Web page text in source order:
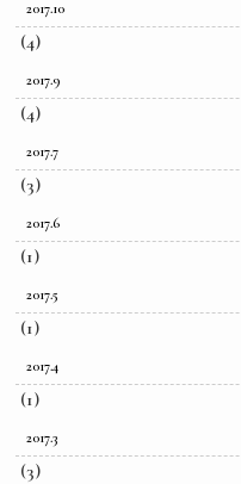
2017.10
(4)
2017.9
(4)
2017.7
(3)
2017.6
(1)
2017.5
(1)
2017.4
(1)
2017.3
(3)